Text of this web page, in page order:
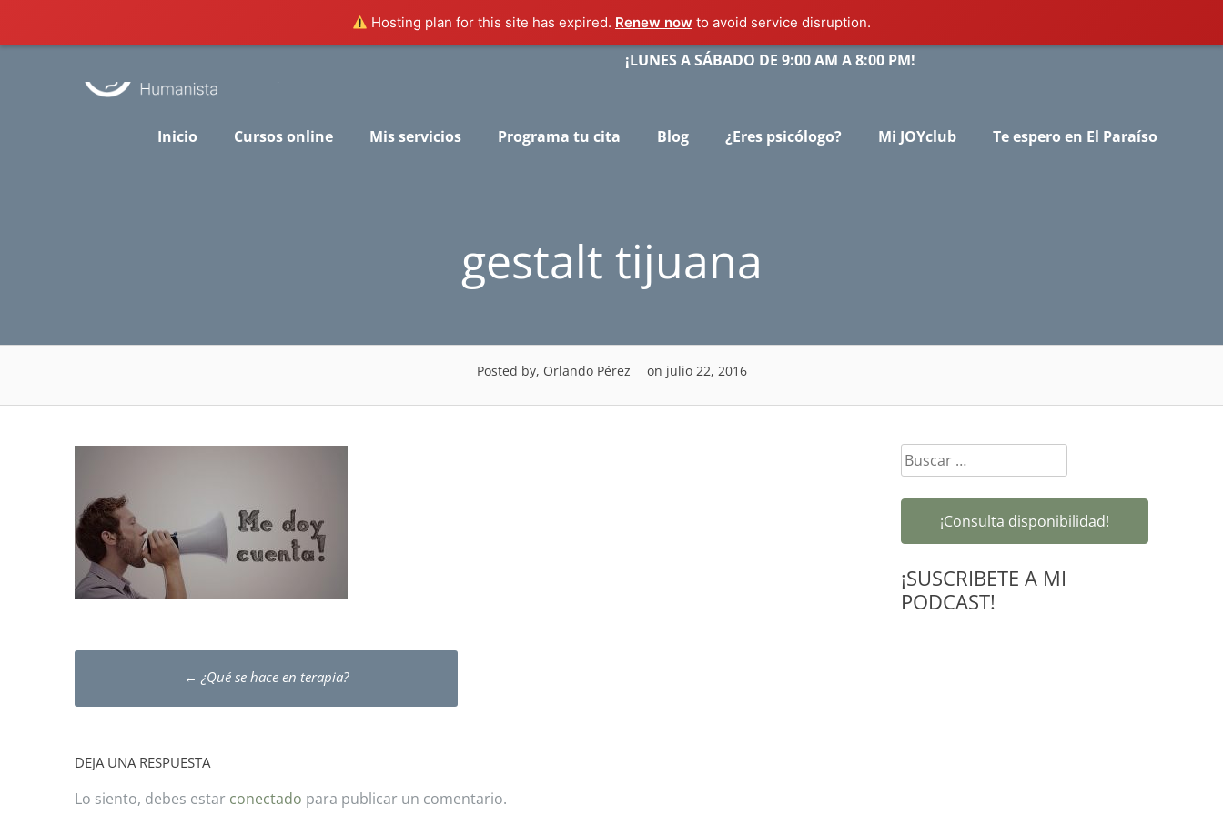
Hosting plan for this site has expired. Renew now to avoid service disruption.
¡LUNES A SÁBADO DE 9:00 AM A 8:00 PM!
Inicio Cursos online Mis servicios Programa tu cita Blog ¿Eres psicólogo? Mi JOYclub Te espero en El Paraíso
gestalt tijuana
Posted by, Orlando Pérez on julio 22, 2016
Post
navigation
← ¿Qué se hace en terapia?
DEJA UNA RESPUESTA
Lo siento, debes estar conectado para publicar un comentario.
Buscar:
¡Consulta disponibilidad!
¡SUSCRIBETE A MI
PODCAST!